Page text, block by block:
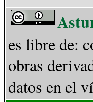
es libre de:
obras
datos en el